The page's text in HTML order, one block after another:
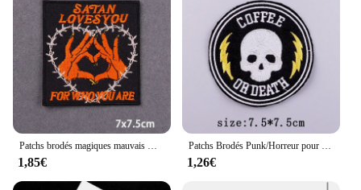
1,85€ 1,26€